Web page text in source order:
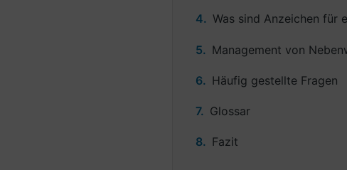
Was sind Anzeichen für
Management von
Häufig gestellte Fragen
Glossar
Fazit